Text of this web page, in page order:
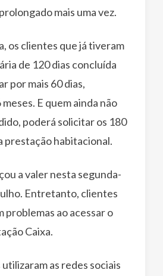
mais uma vez.
os clientes que já tiveram
de 120 dias concluída
por mais 60 dias,
E quem ainda não
poderá solicitar os 180
prestação habitacional.
a valer nesta segunda-
Entretanto, clientes
problemas ao acessar o
Caixa.
as redes sociais